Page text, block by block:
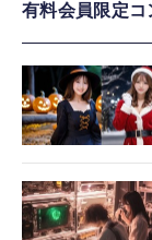
有料会員限定コ